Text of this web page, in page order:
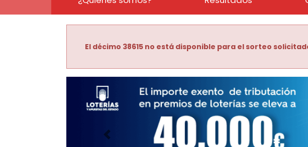
El décimo 38615 no está disponible para el sorteo
Imagen anterior